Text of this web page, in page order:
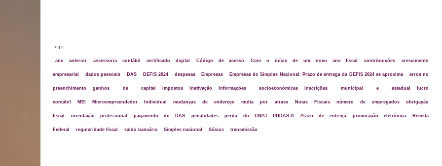
Tags:
ano anterior assessoria contábil certificado digital Código de acesso Com o início de um novo ano fiscal contribuições crescimento
empresarial dados pessoais DAS DEFIS 2024 despesas Empresas Empresas do Simples Nacional: Prazo de entrega da DEFIS 2024 se aproxima erros no
preenchimento ganhos de capital impostos inativação informações socioeconômicas inscrições municipal e estadual lucro
contábil MEI Microempreendedor Individual mudanças de endereço multa por atraso Notas Fiscais número de empregados obrigação
fiscal orientação profissional pagamento do DAS penalidades perda do CNPJ PGDAS-D Prazo de entrega procuração eletrônica Receita
Federal regularidade fiscal saldo bancário Simples nacional Sócios transmissão